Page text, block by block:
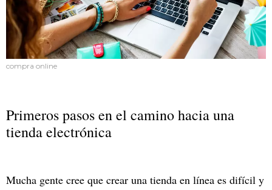
compra online
Primeros pasos en el camino hacia una
tienda electrónica
Mucha gente cree que crear una tienda en línea es difícil y